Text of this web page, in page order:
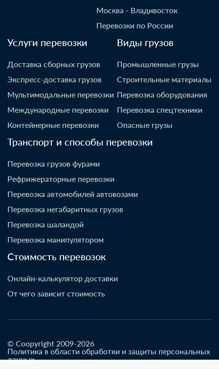
Москва - Владивосток
Перевозки по России
Услуги перевозки
Доставка сборных грузов
Экспресс-доставка грузов
Мультимодальные перевозки
Международные перевозки
Контейнерные перевозки
Виды грузов
Промышленные грузы
Строительные материалы
Перевозка оборудования
Перевозка спецтехники
Опасные грузы
Транспорт и способы перевозки
Перевозка грузов фурами
Рефрижераторные перевозки
Перевозка автомобилей автовозами
Перевозка негабаритных грузов
Перевозка шаландой
Перевозка манипулятором
Стоимость перевозок
Онлайн-калькулятор доставки
От чего зависит стоимость
© Coopyright 2009-2026
Политика в области обработки и защиты персональных
данных